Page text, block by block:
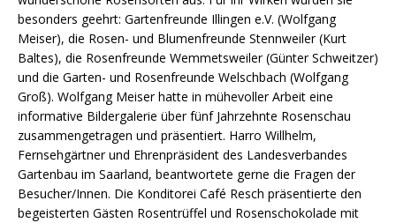
besonders geehrt: Gartenfreunde Illingen e.V. (Wolfgang
Meiser), die Rosen- und Blumenfreunde Stennweiler (Kurt
Baltes), die Rosenfreunde Wemmetsweiler (Günter Schweitzer)
und die Garten- und Rosenfreunde Welschbach (Wolfgang
Groß). Wolfgang Meiser hatte in mühevoller Arbeit eine
informative Bildergalerie über fünf Jahrzehnte Rosenschau
zusammengetragen und präsentiert. Harro Willhelm,
Fernsehgärtner und Ehrenpräsident des Landesverbandes
Gartenbau im Saarland, beantwortete gerne die Fragen der
Besucher/Innen. Die Konditorei Café Resch präsentierte den
begeisterten Gästen Rosentrüffel und Rosenschokolade mit